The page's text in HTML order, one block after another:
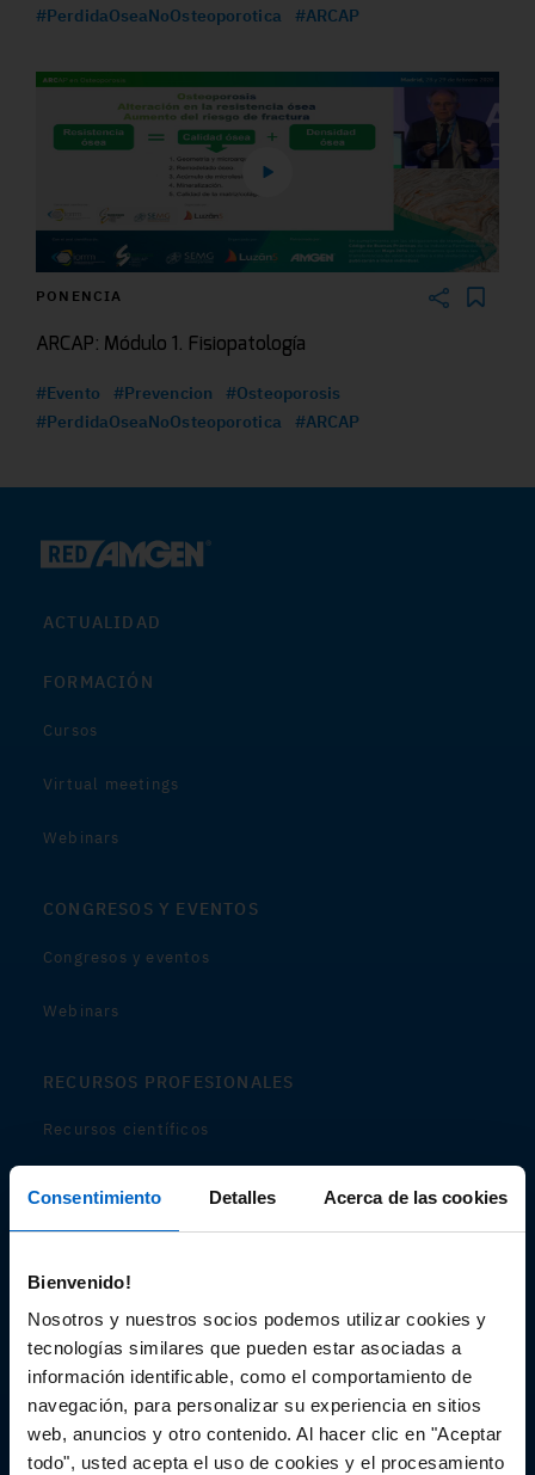
Consentimiento Detalles Acerca de las cookies
Bienvenido!
Nosotros y nuestros socios podemos utilizar cookies y
tecnologías similares que pueden estar asociadas a
información identificable, como el comportamiento de
navegación, para personalizar su experiencia en sitios
web, anuncios y otro contenido. Al hacer clic en "Aceptar
todo", usted acepta el uso de cookies y el procesamiento
#PerdidaOseaNoOsteoporotica
#ARCAP
PONENCIA
ARCAP: Módulo 1. Fisiopatología
#Evento #Prevencion
#Osteoporosis
#PerdidaOseaNoOsteoporotica
#ARCAP
ACTUALIDAD
FORMACIÓN
Cursos
Virtual meetings
Webinars
CONGRESOS Y EVENTOS
Congresos y eventos
Webinars
RECURSOS PROFESIONALES
Recursos científicos
Audiovisual
Espacio de Información Médica
Este sitio web está orientado a profesionales sanitarios de
España.
SC-ES-CP-00099, SC-ES-CP-00101, SC-ES-AMG145-00103, SC-